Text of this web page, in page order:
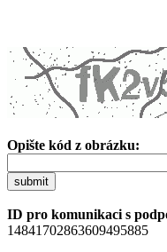
Opište kód z obrázku:
submit
ID pro komunikaci s
14841702863609495885